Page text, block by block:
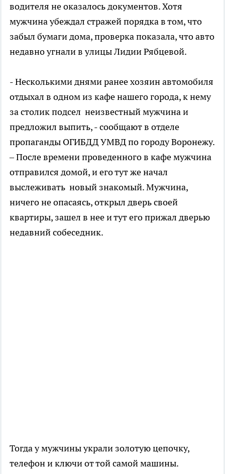
водителя не оказалось документов. Хотя
мужчина убеждал стражей порядка в том, что
забыл бумаги дома, проверка показала, что авто
недавно угнали в улицы Лидии Рябцевой.
- Несколькими днями ранее хозяин автомобиля
отдыхал в одном из кафе нашего города, к нему
за столик подсел неизвестный мужчина и
предложил выпить, - сообщают в отделе
пропаганды ОГИБДД УМВД по городу Воронежу.
– После времени проведенного в кафе мужчина
отправился домой, и его тут же начал
выслеживать новый знакомый. Мужчина,
ничего не опасаясь, открыл дверь своей
квартиры, зашел в нее и тут его прижал дверью
недавний собеседник.
Тогда у мужчины украли золотую цепочку,
телефон и ключи от той самой машины.